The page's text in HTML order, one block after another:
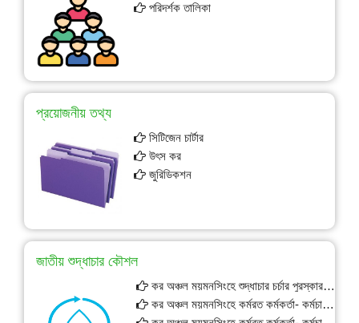
পরিদর্শক তালিকা
প্রয়োজনীয় তথ্য
সিটিজেন চার্টার
উৎস কর
জুরিডিকশন
জাতীয় শুদ্ধাচার কৌশল
কর অঞ্চল ময়মনসিংহে শুদ্ধাচার চর্চার পুরস্কার সংক্রান্ত কমিটি।
কর অঞ্চল ময়মনসিংহে কর্মরত কর্মকর্তা- কর্মচারীর শুদ্ধাচার চর্চার পুরস্কার প্রাপ্ত নামের তালিকা।।